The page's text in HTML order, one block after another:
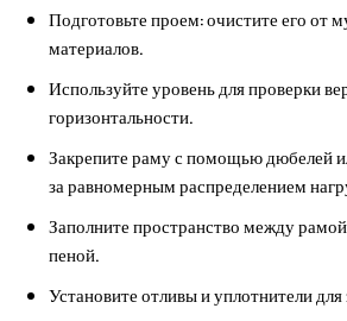
Подготовьте проем: очистите его от
материалов.
Используйте уровень для проверки
горизонтальности.
Закрепите раму с помощью дюбелей
за равномерным распределением
Заполните пространство между
пеной.
Установите отливы и уплотнители